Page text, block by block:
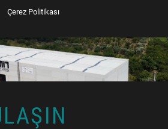
Çerez Politikası